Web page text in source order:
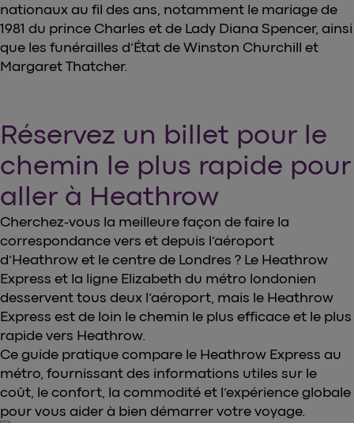
nationaux au fil des ans, notamment le mariage de
1981 du prince Charles et de Lady Diana Spencer, ainsi
que les funérailles d’État de Winston Churchill et
Margaret Thatcher.
Réservez un billet pour le
chemin le plus rapide pour
aller à Heathrow
Cherchez-vous la meilleure façon de faire la
correspondance vers et depuis l’aéroport
d’Heathrow et le centre de Londres ? Le Heathrow
Express et la ligne Elizabeth du métro londonien
desservent tous deux l’aéroport, mais le Heathrow
Express est de loin le chemin le plus efficace et le plus
rapide vers Heathrow.
Ce guide pratique compare le Heathrow Express au
métro, fournissant des informations utiles sur le
coût, le confort, la commodité et l’expérience globale
pour vous aider à bien démarrer votre voyage.